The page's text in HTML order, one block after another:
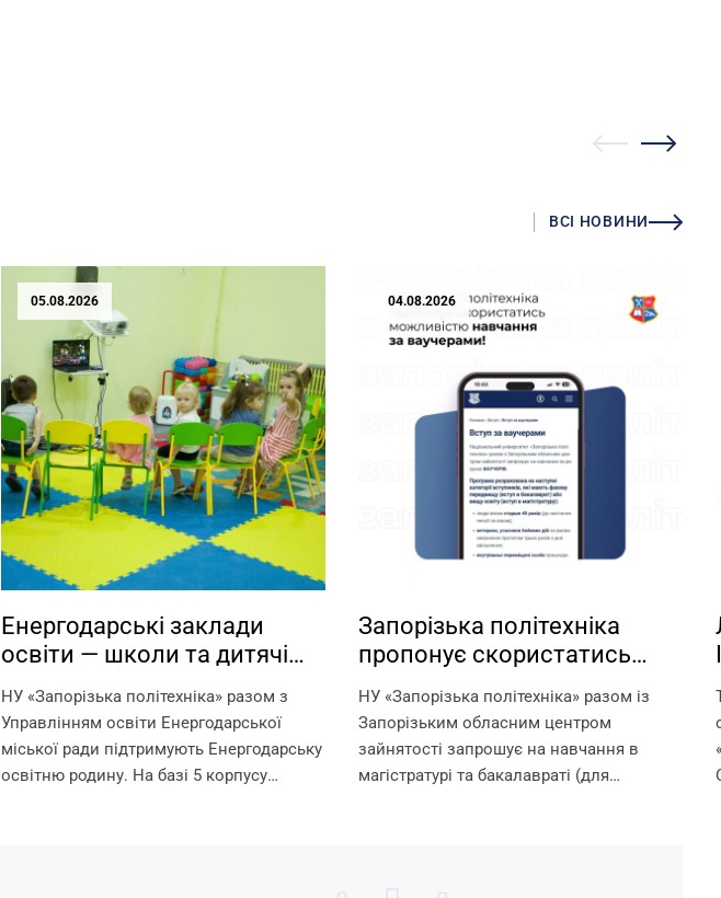
ВСІ НОВИНИ
05.08.2026
Енергодарські заклади
освіти — школи та дитячі
садки — працюють на базі
Запорізької політехніки!
НУ «Запорізька політехніка» разом з
Управлінням освіти Енергодарської
міської ради підтримують Енергодарську
освітню родину. На базі 5 корпусу
04.08.2026
Запорізька політехніка
пропонує скористатись
можливістю навчання за
ваучерами!
НУ «Запорізька політехніка» разом із
Запорізьким обласним центром
зайнятості запрошує на навчання в
магістратурі та бакалавраті (для